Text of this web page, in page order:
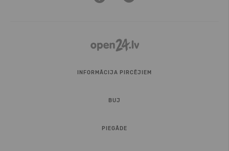
INFORMĀCIJA PIRCĒJIEM
BUJ
PIEGĀDE